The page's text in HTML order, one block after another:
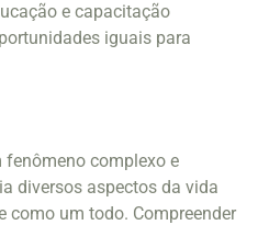
e capacitação
iguais para
complexo e
diversos aspectos da vida
como um todo. Compreender